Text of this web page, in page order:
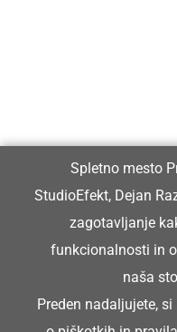
Glavni in odgovorni
Dejan Razlag
info@prlekija-on.net
Spletno mesto
StudioEfekt, Dejan
zagotavljanje
funkcionalnosti in
naša
Preden nadaljujete,